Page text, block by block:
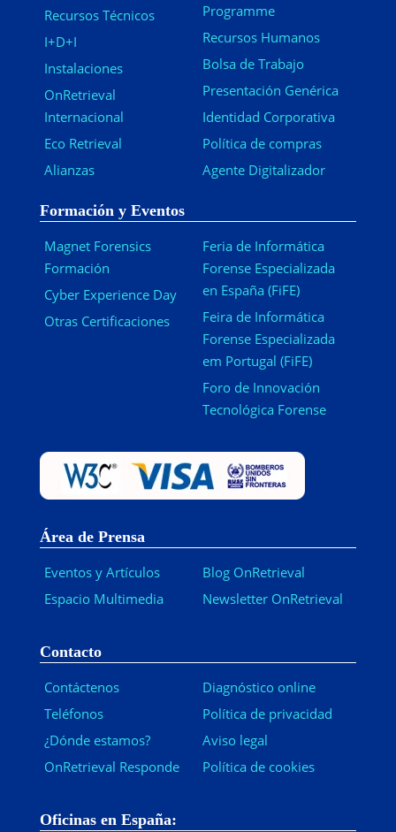
Recursos Técnicos
I+D+I
Instalaciones
OnRetrieval
Internacional
Eco Retrieval
Alianzas
Programme
Recursos Humanos
Bolsa de Trabajo
Presentación Genérica
Identidad Corporativa
Política de compras
Agente Digitalizador
Formación y Eventos
Magnet Forensics
Formación
Cyber Experience Day
Otras Certificaciones
Feria de Informática
Forense Especializada
en España (FiFE)
Feira de Informática
Forense Especializada
em Portugal (FiFE)
Foro de Innovación
Tecnológica Forense
Área de Prensa
Eventos y Artículos
Espacio Multimedia
Blog OnRetrieval
Newsletter OnRetrieval
Contacto
Contáctenos
Teléfonos
¿Dónde estamos?
OnRetrieval Responde
Diagnóstico online
Política de privacidad
Aviso legal
Política de cookies
Oficinas en España: